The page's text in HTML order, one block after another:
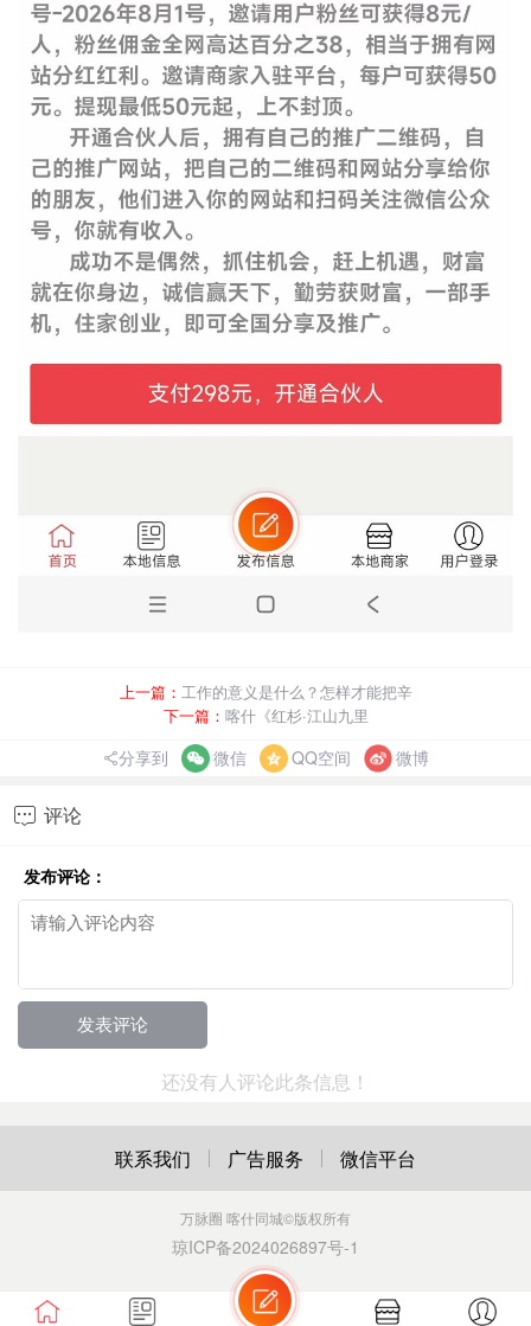
上一篇： 工作的意义是什么？怎样才能把辛
下一篇： 喀什《红杉·江山九里
分享到 微信 QQ空间 微博
 评论
发布评论：
还没有人评论此条信息！
联系我们 广告服务 微信平台
万脉圈 喀什同城©版权所有
琼ICP备2024026897号-1